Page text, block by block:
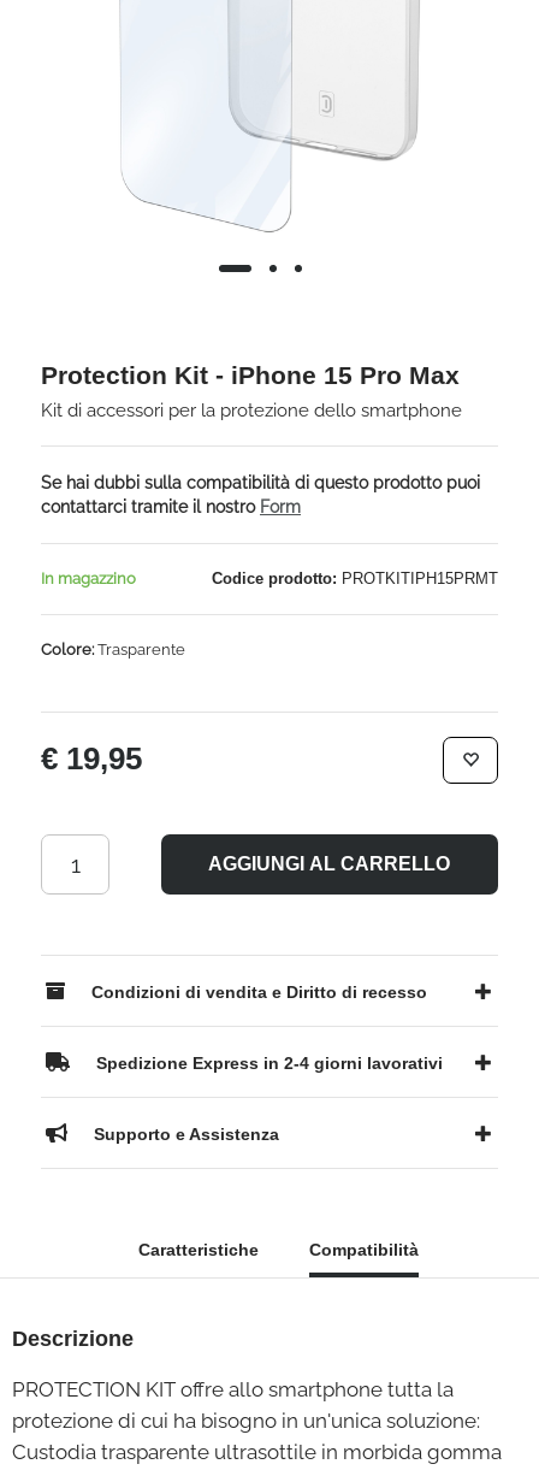
Protection Kit - iPhone 15 Pro Max
Kit di accessori per la protezione dello smartphone
Se hai dubbi sulla compatibilità di questo prodotto puoi
contattarci tramite il nostro Form
In magazzino Codice prodotto: PROTKITIPH15PRMT
Colore:Trasparente
€ 19,95
AGGIUNGI AL CARRELLO
Condizioni di vendita e Diritto di recesso
Spedizione Express in 2-4 giorni lavorativi
Supporto e Assistenza
Caratteristiche Compatibilità
Descrizione
PROTECTION KIT offre allo smartphone tutta la
protezione di cui ha bisogno in un'unica soluzione:
Custodia trasparente ultrasottile in morbida gomma